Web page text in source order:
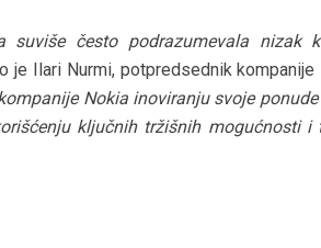
često podrazumevala nizak
je Ilari Nurmi, potpredsednik kompanije
Nokia inoviranju svoje
ključnih tržišnih mogućnosti i